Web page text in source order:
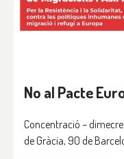
No al Pacte
Concentració –
de Gràcia, 90 de